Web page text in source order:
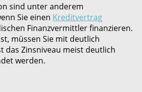
sind unter anderem
Sie einen Kreditvertrag
Finanzvermittler finanzieren.
müssen Sie mit deutlich
das Zinsniveau meist deutlich
werden.